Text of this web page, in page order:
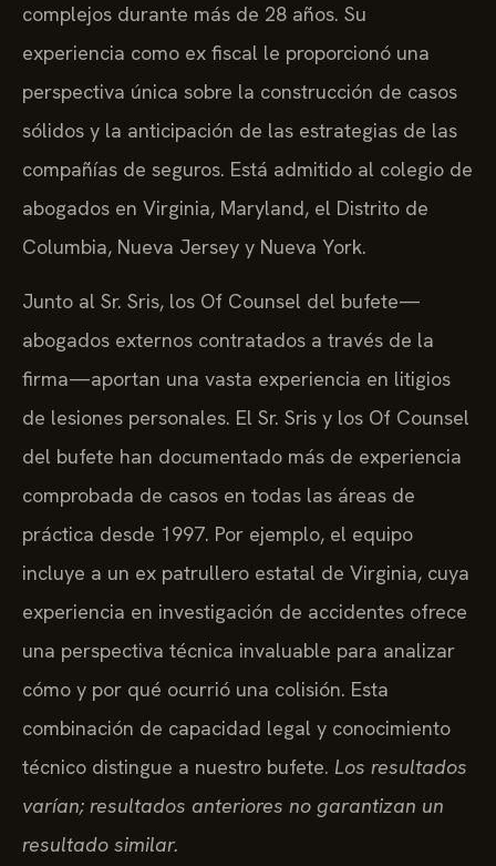
complejos durante más de 28 años. Su
experiencia como ex fiscal le proporcionó una
perspectiva única sobre la construcción de casos
sólidos y la anticipación de las estrategias de las
compañías de seguros. Está admitido al colegio de
abogados en Virginia, Maryland, el Distrito de
Columbia, Nueva Jersey y Nueva York.
Junto al Sr. Sris, los Of Counsel del bufete—
abogados externos contratados a través de la
firma—aportan una vasta experiencia en litigios
de lesiones personales. El Sr. Sris y los Of Counsel
del bufete han documentado más de experiencia
comprobada de casos en todas las áreas de
práctica desde 1997. Por ejemplo, el equipo
incluye a un ex patrullero estatal de Virginia, cuya
experiencia en investigación de accidentes ofrece
una perspectiva técnica invaluable para analizar
cómo y por qué ocurrió una colisión. Esta
combinación de capacidad legal y conocimiento
técnico distingue a nuestro bufete. Los resultados
varían; resultados anteriores no garantizan un
resultado similar.